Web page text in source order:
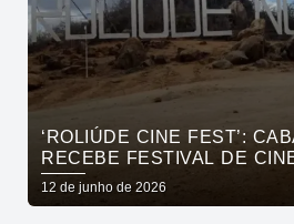
‘ROLIÚDE CINE FEST’:
RECEBE FESTIVAL DE
INTERNACIONAL EM JULHO
12 de junho de 2026